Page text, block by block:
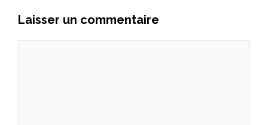
Laisser un commentaire